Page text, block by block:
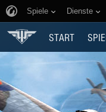
Spiele Dienste
START